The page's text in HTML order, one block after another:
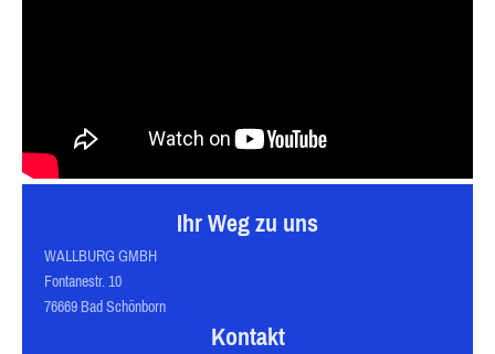
Ihr Weg zu uns
WALLBURG GMBH
Fontanestr. 10
76669 Bad Schönborn
Kontakt